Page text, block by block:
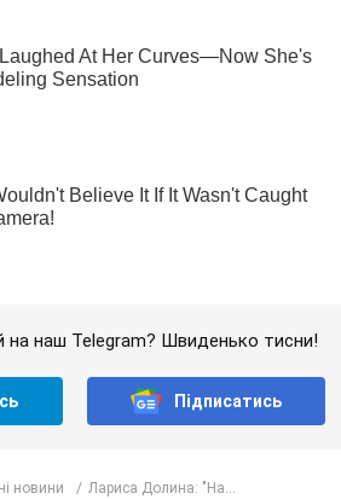
на наш Telegram? Швиденько тисни!
Підписатись
новини Лариса Долина: "На...